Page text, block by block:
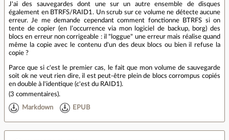
J'ai des sauvegardes dont une sur un autre ensemble de disques
également en BTRFS/RAID1. Un scrub sur ce volume ne détecte aucune
erreur. Je me demande cependant comment fonctionne BTRFS si on
tente de copier (en l’occurrence via mon logiciel de backup, borg) des
blocs en erreur non corrigeable : il "loggue" une erreur mais réalise quand
même la copie avec le contenu d'un des deux blocs ou bien il refuse la
copie ?
Parce que si c'est le premier cas, le fait que mon volume de sauvegarde
soit ok ne veut rien dire, il est peut-être plein de blocs corrompus copiés
en double à l'identique (c'est du RAID1).
(3 commentaires).
Markdown EPUB